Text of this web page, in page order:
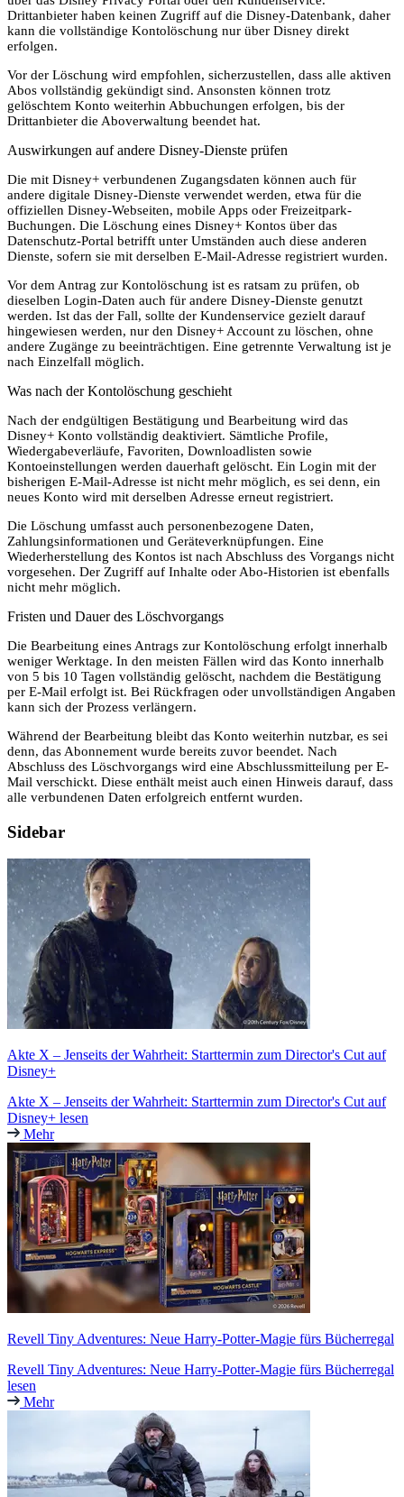
Drittanbieter haben keinen Zugriff auf die Disney-Datenbank, daher
kann die vollständige Kontolöschung nur über Disney direkt
erfolgen.
Vor der Löschung wird empfohlen, sicherzustellen, dass alle aktiven
Abos vollständig gekündigt sind. Ansonsten können trotz
gelöschtem Konto weiterhin Abbuchungen erfolgen, bis der
Drittanbieter die Aboverwaltung beendet hat.
Auswirkungen auf andere Disney-Dienste prüfen
Die mit Disney+ verbundenen Zugangsdaten können auch für
andere digitale Disney-Dienste verwendet werden, etwa für die
offiziellen Disney-Webseiten, mobile Apps oder Freizeitpark-
Buchungen. Die Löschung eines Disney+ Kontos über das
Datenschutz-Portal betrifft unter Umständen auch diese anderen
Dienste, sofern sie mit derselben E-Mail-Adresse registriert wurden.
Vor dem Antrag zur Kontolöschung ist es ratsam zu prüfen, ob
dieselben Login-Daten auch für andere Disney-Dienste genutzt
werden. Ist das der Fall, sollte der Kundenservice gezielt darauf
hingewiesen werden, nur den Disney+ Account zu löschen, ohne
andere Zugänge zu beeinträchtigen. Eine getrennte Verwaltung ist je
nach Einzelfall möglich.
Was nach der Kontolöschung geschieht
Nach der endgültigen Bestätigung und Bearbeitung wird das
Disney+ Konto vollständig deaktiviert. Sämtliche Profile,
Wiedergabeverläufe, Favoriten, Downloadlisten sowie
Kontoeinstellungen werden dauerhaft gelöscht. Ein Login mit der
bisherigen E-Mail-Adresse ist nicht mehr möglich, es sei denn, ein
neues Konto wird mit derselben Adresse erneut registriert.
Die Löschung umfasst auch personenbezogene Daten,
Zahlungsinformationen und Geräteverknüpfungen. Eine
Wiederherstellung des Kontos ist nach Abschluss des Vorgangs nicht
vorgesehen. Der Zugriff auf Inhalte oder Abo-Historien ist ebenfalls
nicht mehr möglich.
Fristen und Dauer des Löschvorgangs
Die Bearbeitung eines Antrags zur Kontolöschung erfolgt innerhalb
weniger Werktage. In den meisten Fällen wird das Konto innerhalb
von 5 bis 10 Tagen vollständig gelöscht, nachdem die Bestätigung
per E-Mail erfolgt ist. Bei Rückfragen oder unvollständigen Angaben
kann sich der Prozess verlängern.
Während der Bearbeitung bleibt das Konto weiterhin nutzbar, es sei
denn, das Abonnement wurde bereits zuvor beendet. Nach
Abschluss des Löschvorgangs wird eine Abschlussmitteilung per E-
Mail verschickt. Diese enthält meist auch einen Hinweis darauf, dass
alle verbundenen Daten erfolgreich entfernt wurden.
Sidebar
Akte X – Jenseits der Wahrheit: Starttermin zum Director's Cut auf
Disney+
Akte X – Jenseits der Wahrheit: Starttermin zum Director's Cut auf
Disney+ lesen
Mehr
Revell Tiny Adventures: Neue Harry-Potter-Magie fürs Bücherregal
Revell Tiny Adventures: Neue Harry-Potter-Magie fürs Bücherregal
lesen
Mehr